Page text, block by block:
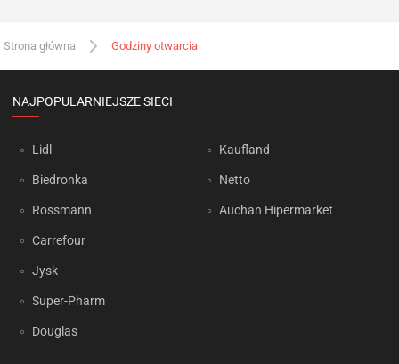
Strona główna Godziny otwarcia
NAJPOPULARNIEJSZE SIECI
Lidl
Biedronka
Rossmann
Carrefour
Jysk
Super-Pharm
Douglas
Kaufland
Netto
Auchan Hipermarket